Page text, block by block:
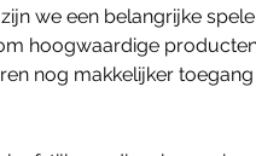
we een belangrijke
hoogwaardige
nog makkelijker